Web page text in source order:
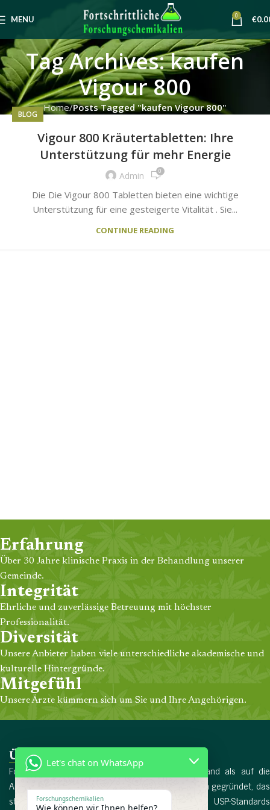
MENU 0 €
Tag Archives: kaufen
Vigour 800
Home Posts Tagged "kaufen Vigour 800"
BLOG
Vigour 800 Kräutertabletten: Ihre
Unterstützung für mehr Energie
Admin 0
Die Die Vigour 800 Tabletten bieten eine wichtige
Unterstützung für eine gesteigerte Vitalität . Sie...
CONTINUE READING
Erfahrung
Über 30 Jahre klinische Praxis in der Behandlung unserer
Gemeinde.
Integrität
Ehrliche und zuverlässige Betreuung mit höchster
Professionalität.
Diversität
Unsere Anbieter haben viele unterschiedliche akademische und
kulturelle Hintergründe.
Mitgefühl
Unsere Ärzte kümmern sich um Sie und Ihre Angehörigen.
Über uns
Forschungschemikalien wurde 2017 in Deutschland als auf die
Arzneimittelproduktion spezialisiertes Unternehmen gegründet, das
streng nach den internationalen EMA- und USP-Standards
Let's chat on WhatsApp
Forschungschemikalien